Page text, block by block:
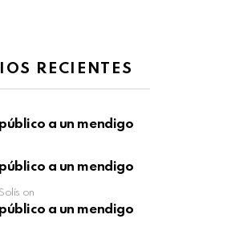
RECIENTES
a un mendigo
a un mendigo
on
a un mendigo